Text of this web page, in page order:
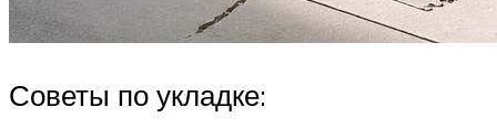
Советы по укладке: